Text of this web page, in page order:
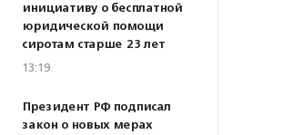
инициативу о бесплатной
юридической помощи
сиротам старше 23 лет
13:19
Президент РФ подписал
закон о новых мерах